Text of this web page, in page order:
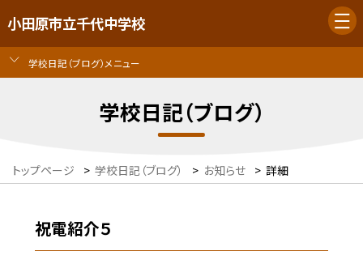
小田原市立千代中学校
学校日記（ブログ）メニュー
学校日記（ブログ）
トップページ > 学校日記（ブログ） > お知らせ > 詳細
祝電紹介５